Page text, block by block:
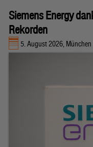
Siemens Energy
Rekorden
5. August 2026, München